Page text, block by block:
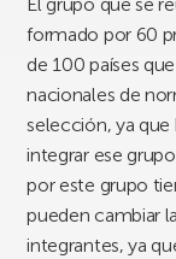
El grupo que se
formado por 60
de 100 países
nacionales de
selección, ya que
integrar ese
por este grupo
pueden cambiar
integrantes, ya